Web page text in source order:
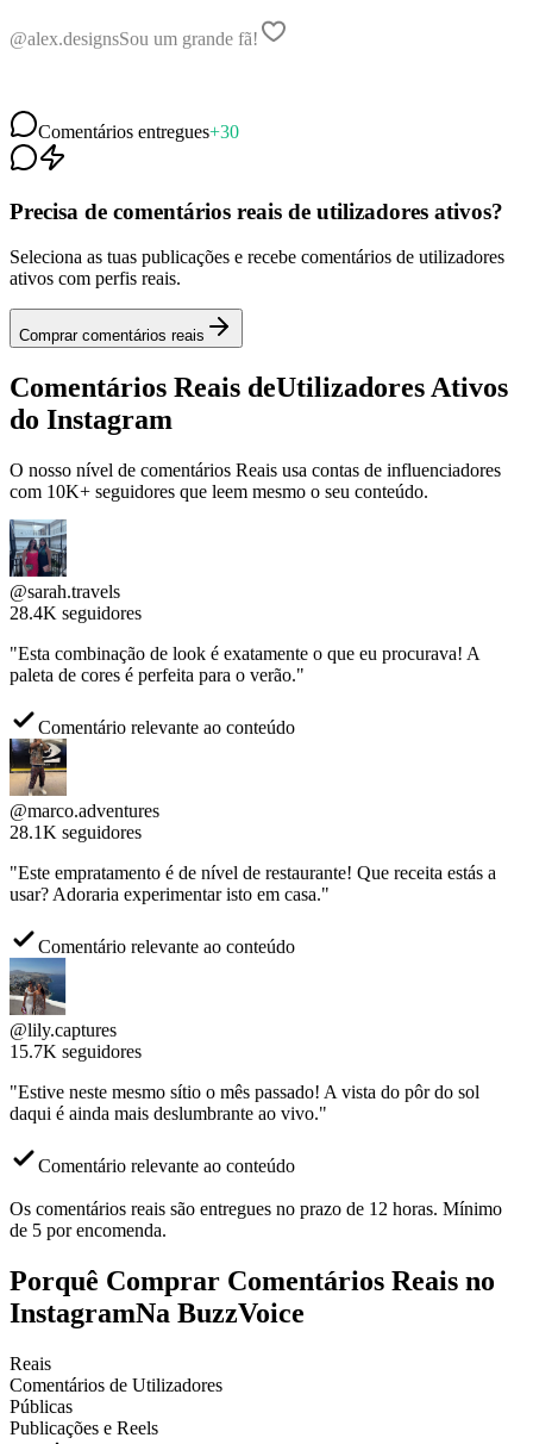
@travel.vibesAdoro o teu trabalho
ativos com perfis reais.
Comprar comentários reais
do Instagram
com 10K+ seguidores que leem mesmo o seu conteúdo.
@sarah.travels
28.4K seguidores
"Esta combinação de look é exatamente o que eu procurava! A
paleta de cores é perfeita para o verão."
@marco.adventures
28.1K seguidores
"Este empratamento é de nível de restaurante! Que receita estás a
usar? Adoraria experimentar isto em casa."
@lily.captures
15.7K seguidores
"Estive neste mesmo sítio o mês passado! A vista do pôr do sol
daqui é ainda mais deslumbrante ao vivo."
de 5 por encomenda.
InstagramNa BuzzVoice
Comentários de Utilizadores
Públicas
Publicações e Reels
Sem